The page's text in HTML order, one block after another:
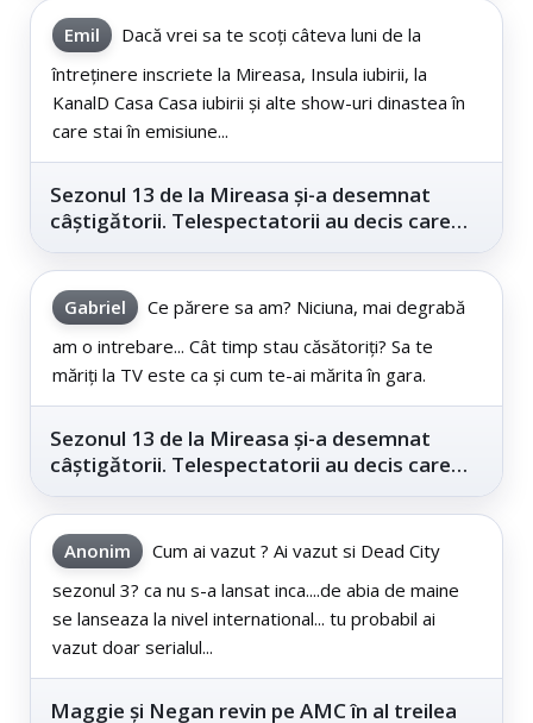
Emil
Dacă vrei sa te scoți câteva luni de la
întreținere inscriete la Mireasa, Insula iubirii, la
KanalD Casa Casa iubirii și alte show-uri dinastea în
care stai în emisiune...
Sezonul 13 de la Mireasa și-a desemnat
câștigătorii. Telespectatorii au decis care
Gabriel
Ce părere sa am? Niciuna, mai degrabă
am o intrebare... Cât timp stau căsătoriți? Sa te
măriți la TV este ca și cum te-ai mărita în gara.
Sezonul 13 de la Mireasa și-a desemnat
câștigătorii. Telespectatorii au decis care
Anonim
Cum ai vazut ? Ai vazut si Dead City
sezonul 3? ca nu s-a lansat inca....de abia de maine
se lanseaza la nivel international... tu probabil ai
vazut doar serialul...
Maggie și Negan revin pe AMC în al treilea